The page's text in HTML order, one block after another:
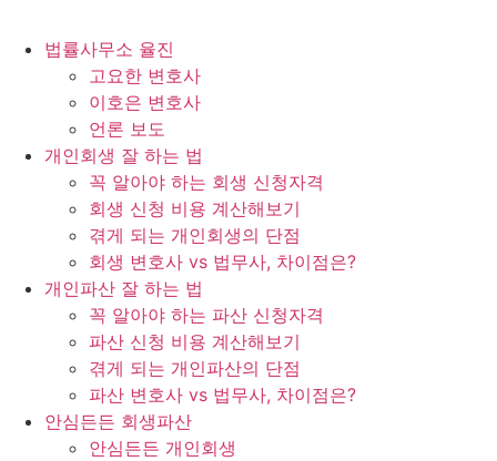
법률사무소 율진
고요한 변호사
이호은 변호사
언론 보도
개인회생 잘 하는 법
꼭 알아야 하는 회생 신청자격
회생 신청 비용 계산해보기
겪게 되는 개인회생의 단점
회생 변호사 vs 법무사, 차이점은?
개인파산 잘 하는 법
꼭 알아야 하는 파산 신청자격
파산 신청 비용 계산해보기
겪게 되는 개인파산의 단점
파산 변호사 vs 법무사, 차이점은?
안심든든 회생파산
안심든든 개인회생